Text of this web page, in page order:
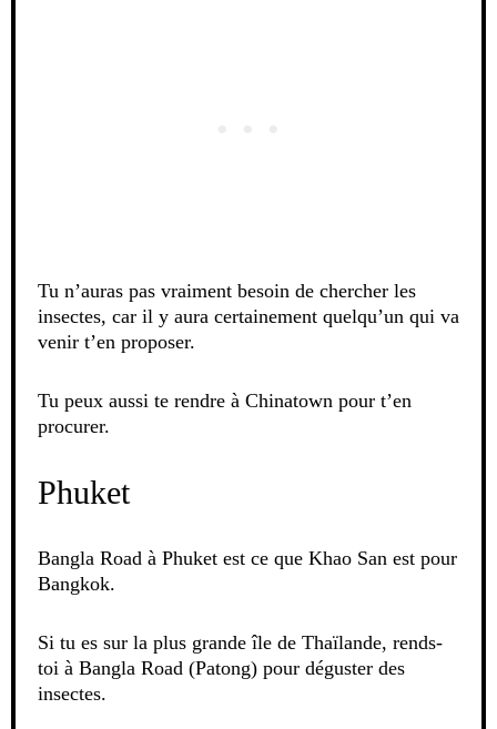
Tu n’auras pas vraiment besoin de chercher les
insectes, car il y aura certainement quelqu’un qui va
venir t’en proposer.
Tu peux aussi te rendre à Chinatown pour t’en
procurer.
Phuket
Bangla Road à Phuket est ce que Khao San est pour
Bangkok.
Si tu es sur la plus grande île de Thaïlande, rends-
toi à Bangla Road (Patong) pour déguster des
insectes.